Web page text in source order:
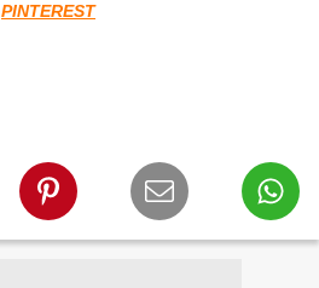
PINTEREST